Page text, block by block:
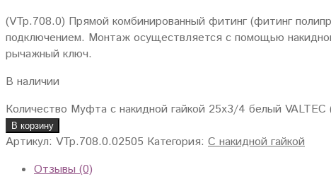
(VTp.708.0) Прямой комбинированный фитинг (фитинг
подключением. Монтаж осуществляется с помощью
рычажный ключ.
В наличии
Количество Муфта с накидной гайкой 25х3/4 белый
В корзину
Артикул: VTp.708.0.02505 Категория: С накидной гайкой
Отзывы (0)